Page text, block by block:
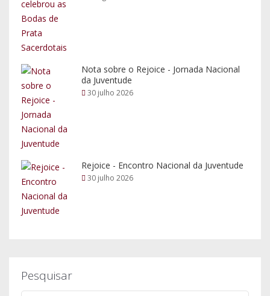
Nota sobre o Rejoice - Jornada Nacional
da Juventude
30 julho 2026
Rejoice - Encontro Nacional da Juventude
30 julho 2026
Pesquisar